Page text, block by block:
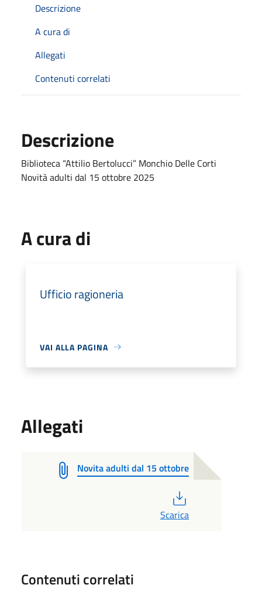
Descrizione
A cura di
Allegati
Contenuti correlati
Descrizione
Biblioteca “Attilio Bertolucci” Monchio Delle Corti
Novità adulti dal 15 ottobre 2025
A cura di
Ufficio ragioneria
VAI ALLA PAGINA
Allegati
Novita adulti dal 15 ottobre
Scarica
Contenuti correlati